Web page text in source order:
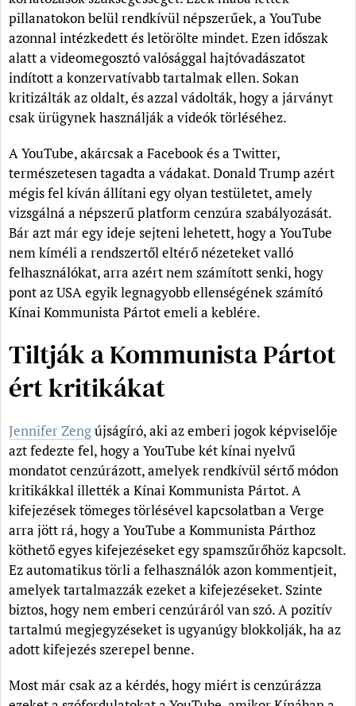
pillanatokon belül rendkívül népszerűek, a YouTube
azonnal intézkedett és letörölte mindet. Ezen időszak
alatt a videomegosztó valósággal hajtóvadászatot
indított a konzervatívabb tartalmak ellen. Sokan
kritizálták az oldalt, és azzal vádolták, hogy a járványt
csak ürügynek használják a videók törléséhez.
A YouTube, akárcsak a Facebook és a Twitter,
természetesen tagadta a vádakat. Donald Trump azért
mégis fel kíván állítani egy olyan testületet, amely
vizsgálná a népszerű platform cenzúra szabályozását.
Bár azt már egy ideje sejteni lehetett, hogy a YouTube
nem kíméli a rendszertől eltérő nézeteket valló
felhasználókat, arra azért nem számított senki, hogy
pont az USA egyik legnagyobb ellenségének számító
Kínai Kommunista Pártot emeli a keblére.
Tiltják a Kommunista Pártot
ért kritikákat
Jennifer Zengújságíró, aki az emberi jogok képviselője
azt fedezte fel, hogy a YouTube két kínai nyelvű
mondatot cenzúrázott, amelyek rendkívül sértő módon
kritikákkal illették a Kínai Kommunista Pártot. A
kifejezések tömeges törlésével kapcsolatban a Verge
arra jött rá, hogy a YouTube a Kommunista Párthoz
köthető egyes kifejezéseket egy spamszűrőhöz kapcsolt.
Ez automatikus törli a felhasználók azon kommentjeit,
amelyek tartalmazzák ezeket a kifejezéseket. Szinte
biztos, hogy nem emberi cenzúráról van szó. A pozitív
tartalmú megjegyzéseket is ugyanúgy blokkolják, ha az
adott kifejezés szerepel benne.
Most már csak az a kérdés, hogy miért is cenzúrázza